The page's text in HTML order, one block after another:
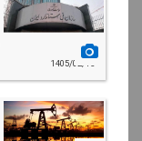
1405/02/15